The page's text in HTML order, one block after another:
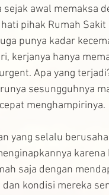
awal memaksa
pihak Rumah
punya kadar
kerjanya hanya
Apa yang
sesungguhnya
menghampirinya.
yang selalu
saja dengan
kondisi mereka